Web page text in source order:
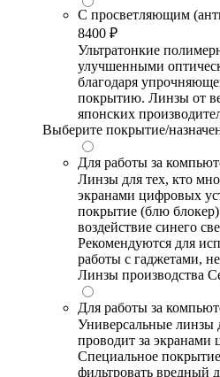
С просветляющим
8400 ₽
Ультратонкие
улучшенными
благодаря
покрытию. Линзы от
японских
Выберите покрытие/
Для работы за
Линзы для тех, кто
экранами цифровых
покрытие (блю
воздействие синего
Рекомендуются для
работы с гаджетами,
Линзы производства
Для работы за
Универсальные линзы
проводит за экранами
Специальное
фильтровать вредный